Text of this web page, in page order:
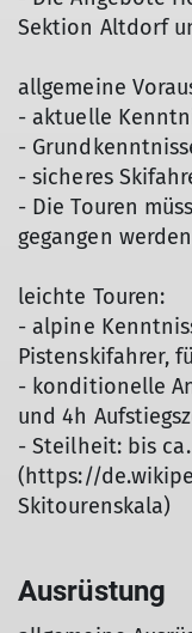
Sektion Altdorf
allgemeine
- aktuelle
-
- sicheres
- Die Touren
gegangen
leichte Touren:
- alpine
Pistenskifahrer,
- konditionelle
und 4h
- Steilheit: bis ca.
(https://
Skitourenskala)
Ausrüstung